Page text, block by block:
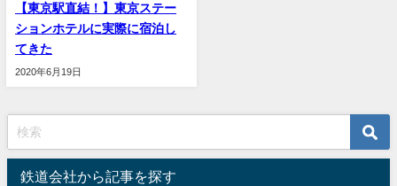
【東京駅直結！】東京ステー
ションホテルに実際に宿泊し
てきた
2020年6月19日
鉄道会社から記事を探す